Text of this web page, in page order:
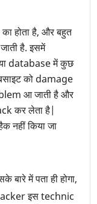
होता है, और बहुत
है. इसमें
database में कुछ
को damage
आ जाती है और
कर लेता है|
नहीं किया जा
बारे में पता ही होगा,
इस technic